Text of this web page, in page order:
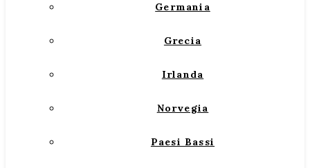
Germania
Grecia
Irlanda
Norvegia
Paesi Bassi